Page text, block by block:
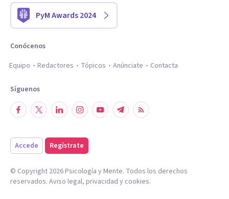
PyM Awards 2024
Conócenos
Equipo
Redactores Tópicos Anúnciate Contacta
Síguenos
Accede Regístrate
© Copyright 2026Psicología y Mente. Todos los derechos
reservados. Aviso legal, privacidad y cookies.